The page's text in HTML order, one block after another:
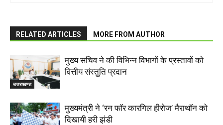
RELATED ARTICLES MORE FROM AUTHOR
उत्तराखण्ड
मुख्य सचिव ने की विभिन्न विभागों के प्रस्तावों को
वित्तीय संस्तुति प्रदान
मुख्यमंत्री ने ‘रन फॉर कारगिल हीरोज’ मैराथॉन को
दिखायी हरी झंडी